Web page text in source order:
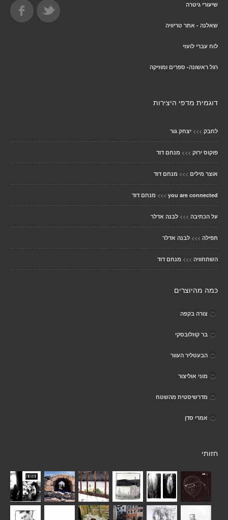
שיעורי גיטרה
שאלנה - אתר טריוויה
לוח עברי לועזי
רגל ראשונה- ספרים ומוזיקה
דוגמית מדפי היצירות
לחבק >>> יצחק גור
פוקוס ירוק >>> מנחם דוד
אוצר מילים >>> מנחם דוד
you are connected
>>> מנחם דוד
על הכתיבה >>> לבנה אדלר
תפילה >>> לבנה אדלר
השתחוויה >>> מנחם דוד
כמה מהיוצרים
צורה בקפה
בר קוזלובסקי
הבעטליר העוור
מוני אוליצור
מדרשיסטית מהשטח
אמרי סדן
חזותי